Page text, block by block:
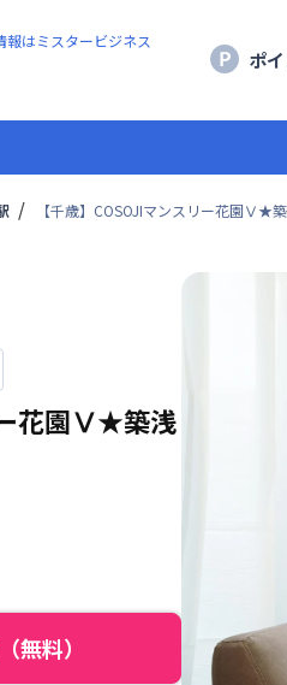
はミスタービジネス
ポ
【千歳】COSOJIマンスリー花園Ⅴ★
ー花園Ⅴ★築浅
無料）